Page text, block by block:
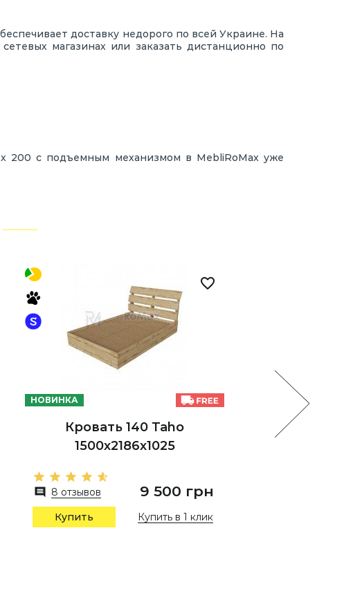
доставку недорого по всей Украине. На
магазинах или заказать дистанционно по
200 с подъемным механизмом в MebliRoMax уже
НОВИНКА
Кровать 140 Taho
1500х2186х1025
8 отзывов 9 500 грн
Купить Купить в 1 клик
НОВИНКА